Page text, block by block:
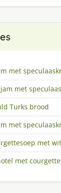
met
met
Turks brood
met
met
met